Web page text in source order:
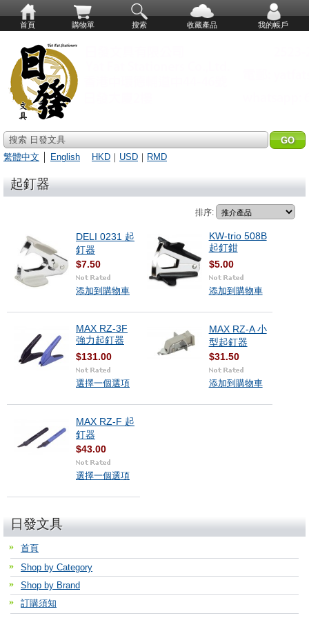
首頁 購物單 搜索 收藏產品 我的帳戶
搜索 日發文具
繁體中文
English HKD ｜ USD ｜ RMD
起釘器
排序:
DELI 0231 起
釘器
$7.50
添加到購物車
KW-trio 508B
起釘鉗
$5.00
添加到購物車
MAX RZ-3F
強力起釘器
$131.00
選擇一個選項
MAX RZ-A 小
型起釘器
$31.50
添加到購物車
MAX RZ-F 起
釘器
$43.00
選擇一個選項
日發文具
首頁
Shop by Category
Shop by Brand
訂購須知